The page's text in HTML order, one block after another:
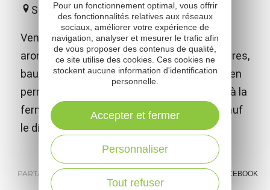
Saint-Laurent-de-Lévézou
Vente de produits à base de plantes
aromatiques et médicinales (tisanes, vinaigres,
baumes, huiles de soin, hydrolats...). Ferme en
permaculture. Pépinière spécialisée. Vente à la
ferme sur rdv uniquement (tous les jours sauf
le dimanche).
PARTAGER : FACEBOOK
Pour un fonctionnement optimal, vous offrir
des fonctionnalités relatives aux réseaux
sociaux, améliorer votre expérience de
navigation, analyser et mesurer le trafic afin
de vous proposer des contenus de qualité,
ce site utilise des cookies. Ces cookies ne
stockent aucune information d'identification
personnelle.
Tout refuser
Personnaliser
Accepter et fermer